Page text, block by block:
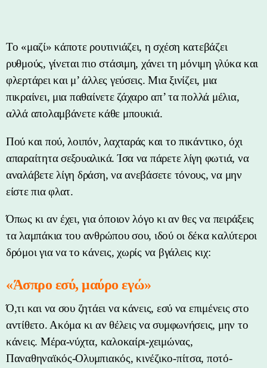
Το «μαζί» κάποτε ρουτινιάζει, η σχέση κατεβάζει
ρυθμούς, γίνεται πιο στάσιμη, χάνει τη μόνιμη γλύκα και
φλερτάρει και μ’ άλλες γεύσεις. Μια ξινίζει, μια
πικραίνει, μια παθαίνετε ζάχαρο απ’ τα πολλά μέλια,
αλλά απολαμβάνετε κάθε μπουκιά.
Πού και πού, λοιπόν, λαχταράς και το πικάντικο, όχι
απαραίτητα σεξουαλικά. Ίσα να πάρετε λίγη φωτιά, να
αναλάβετε λίγη δράση, να ανεβάσετε τόνους, να μην
είστε πια φλατ.
Όπως κι αν έχει, για όποιον λόγο κι αν θες να πειράξεις
τα λαμπάκια του ανθρώπου σου, ιδού οι δέκα καλύτεροι
δρόμοι για να το κάνεις, χωρίς να βγάλεις κιχ:
«Άσπρο εσύ, μαύρο εγώ»
Ό,τι και να σου ζητάει να κάνεις, εσύ να επιμένεις στο
αντίθετο. Ακόμα κι αν θέλεις να συμφωνήσεις, μην το
κάνεις. Μέρα-νύχτα, καλοκαίρι-χειμώνας,
Παναθηναϊκός-Ολυμπιακός, κινέζικο-πίτσα, ποτό-